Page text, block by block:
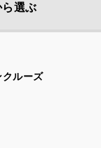
選ぶ
クルーズ